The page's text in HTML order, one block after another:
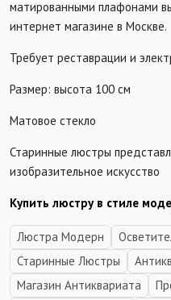
матированными плафонами
интернет магазине в Москве.
Требует реставрации и
Размер: высота 100 см
Матовое стекло
Старинные люстры
изобразительное искусство
Купить люстру в стиле
Люстра Модерн
Старинные Люстры
Магазин Антиквариата